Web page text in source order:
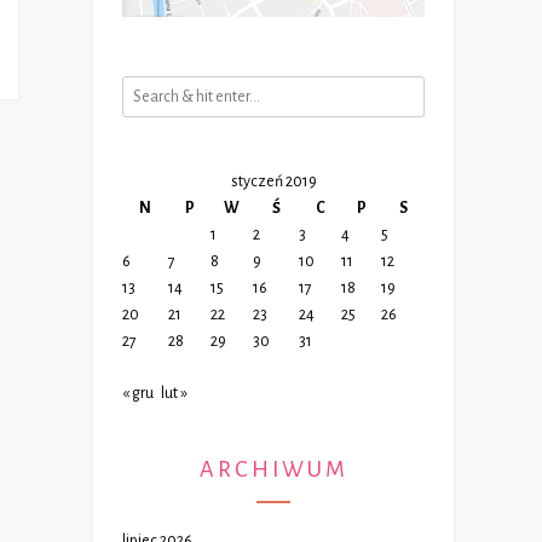
styczeń 2019
N
P W Ś C P
S
1
2 3 4
5
6
7 8 9 10 11
12
13
14 15 16 17 18
19
20
21 22 23 24 25
26
27
28 29 30 31
« gru lut »
ARCHIWUM